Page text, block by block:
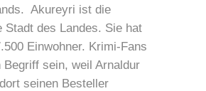
Akureyri ist die
Stadt des Landes. Sie hat
Einwohner. Krimi-Fans
Begriff sein, weil Arnaldur
seinen Besteller